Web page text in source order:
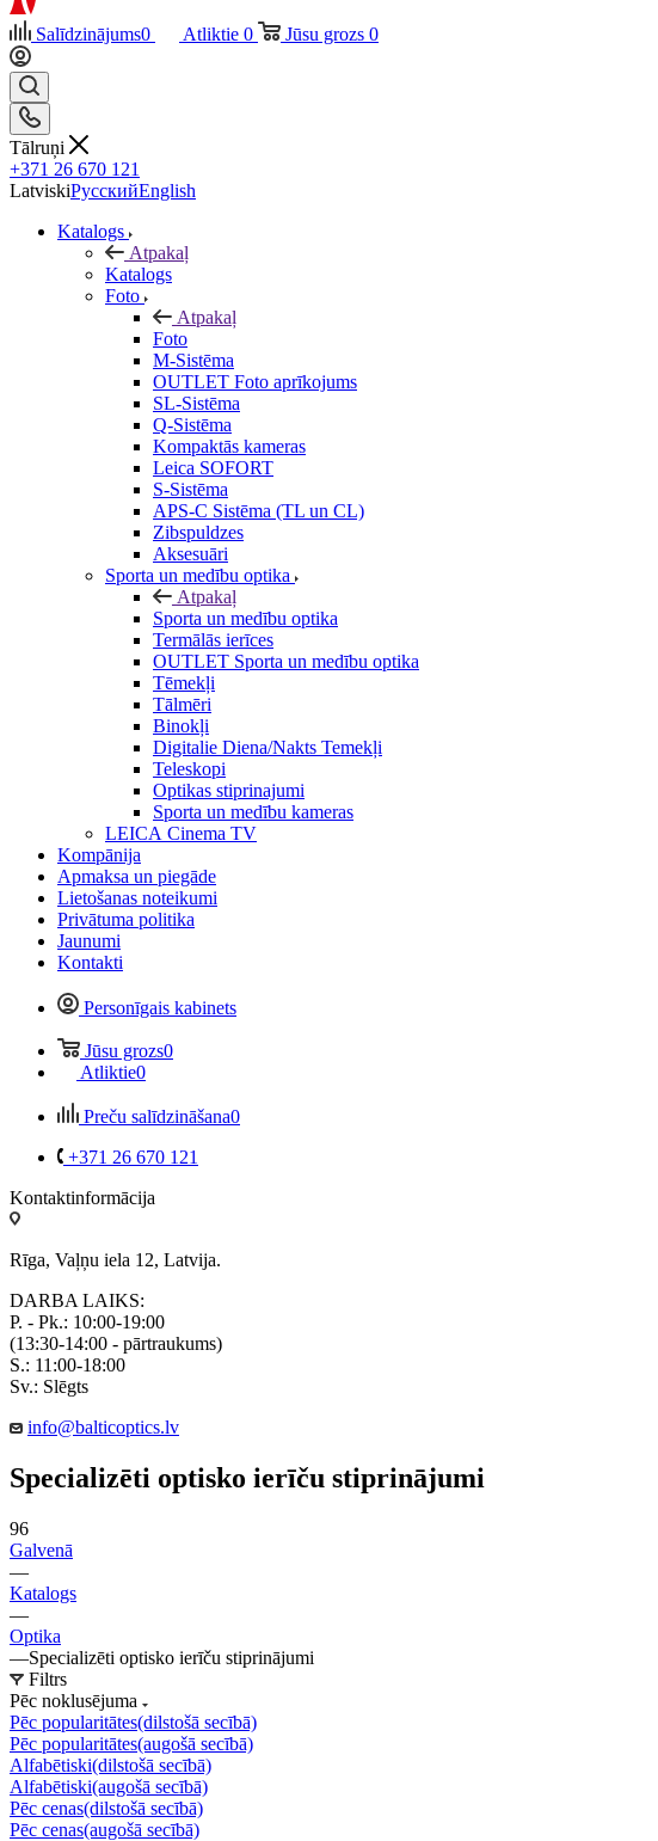
Salīdzinājums0 Atliktie 0 Jūsu grozs 0
Tālruņi
+371 26 670 121
LatviskiРусскийEnglish
Katalogs
Atpakaļ
Katalogs
Foto
Atpakaļ
Foto
M-Sistēma
OUTLET Foto aprīkojums
SL-Sistēma
Q-Sistēma
Kompaktās kameras
Leica SOFORT
S-Sistēma
APS-C Sistēma (TL un CL)
Zibspuldzes
Aksesuāri
Sporta un medību optika
Atpakaļ
Sporta un medību optika
Termālās ierīces
OUTLET Sporta un medību optika
Tēmekļi
Tālmēri
Binokļi
Digitalie Diena/Nakts Temekļi
Teleskopi
Optikas stiprinajumi
Sporta un medību kameras
LEICA Cinema TV
Kompānija
Apmaksa un piegāde
Lietošanas noteikumi
Privātuma politika
Jaunumi
Kontakti
Personīgais kabinets
Jūsu grozs0
Atliktie0
Preču salīdzināšana0
+371 26 670 121
Kontaktinformācija
Rīga, Vaļņu iela 12, Latvija.
DARBA LAIKS:
P. - Pk.: 10:00-19:00
(13:30-14:00 - pārtraukums)
S.: 11:00-18:00
Sv.: Slēgts
info@balticoptics.lv
Specializēti optisko ierīču stiprinājumi
96
Galvenā
—
Katalogs
—
Optika
—Specializēti optisko ierīču stiprinājumi
Filtrs
Pēc noklusējuma
Pēc popularitātes(dilstošā secībā)
Pēc popularitātes(augošā secībā)
Alfabētiski(dilstošā secībā)
Alfabētiski(augošā secībā)
Pēc cenas(dilstošā secībā)
Pēc cenas(augošā secībā)